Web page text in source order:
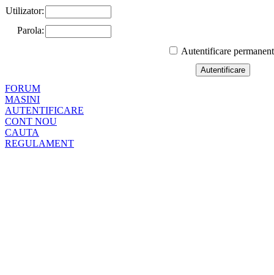
Utilizator:
Parola:
Autentificare
FORUM
MASINI
AUTENTIFICARE
CONT NOU
CAUTA
REGULAMENT